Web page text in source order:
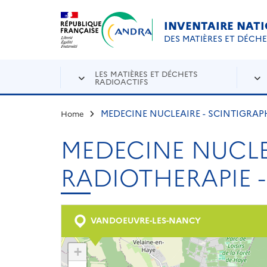
Aller au contenu principal
INVENTAIRE
DES MATIÈRES ET
LES MATIÈRES ET DÉCHETS
RADIOACTIFS
Home MEDECINE NUCLEAIRE -
MEDECINE
RADIOTHERAPIE
VANDOEUVRE-LES-NANCY
+